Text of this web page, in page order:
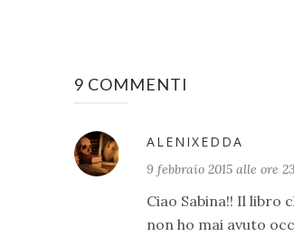
9 COMMENTI
ALENIXEDDA
9 febbraio 2015 alle ore
Ciao Sabina!! Il libro
non ho mai avuto